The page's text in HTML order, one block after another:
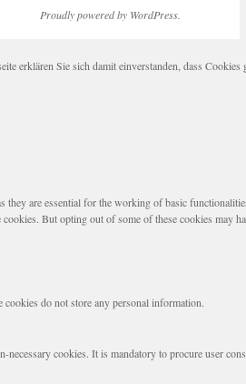
Proudly powered by WordPress.
erklären Sie sich damit einverstanden, dass Cookies
they are essential for the working of basic
But opting out of some of these cookies may
do not store any personal information.
cookies. It is mandatory to procure user